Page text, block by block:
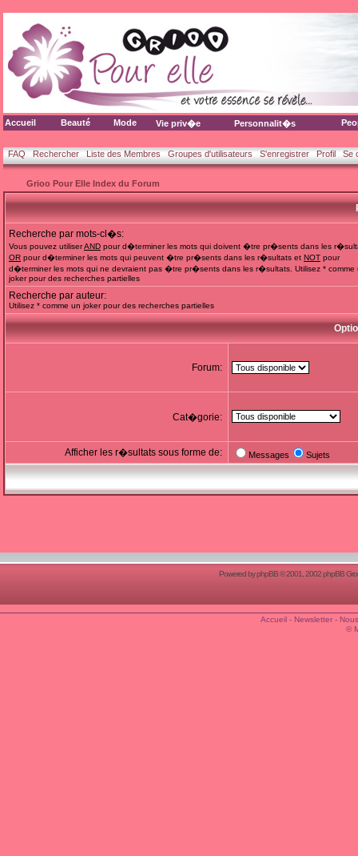
Accueil Beauté Mode Vie priv�e Personnalit�s
FAQ Rechercher Liste des Membres Groupes d'utilisateurs S'enregistrer Profil Se
Grioo Pour Elle Index du Forum
Recherche par mots-cl�s:
Vous pouvez utiliserAND pour d�terminer les mots qui doivent �tre pr�sents dans les
OR pour d�terminer les mots qui peuvent �tre pr�sents dans les r�sultats et NOT pour
d�terminer les mots qui ne devraient pas �tre pr�sents dans les r�sultats. Utilisez * comme
joker pour des recherches partielles
Recherche par auteur:
Utilisez * comme un joker pour des recherches partielles
Forum:
Cat�gorie:
Afficher les r�sultats sous forme de: Messages Sujets
Powered byphpBB© 2001, 2002 phpBB
Accueil- Newsletter-
©